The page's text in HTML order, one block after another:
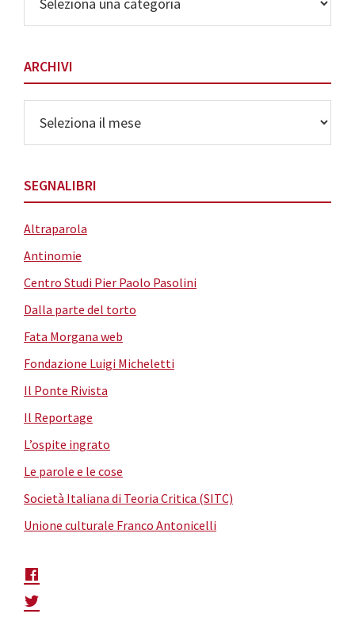
delle
Categorie
ARCHIVI
SEGNALIBRI
Altraparola
Antinomie
Centro Studi Pier Paolo Pasolini
Dalla parte del torto
Fata Morgana web
Fondazione Luigi Micheletti
Il Ponte Rivista
Il Reportage
L’ospite ingrato
Le parole e le cose
Società Italiana di Teoria Critica (SITC)
Unione culturale Franco Antonicelli